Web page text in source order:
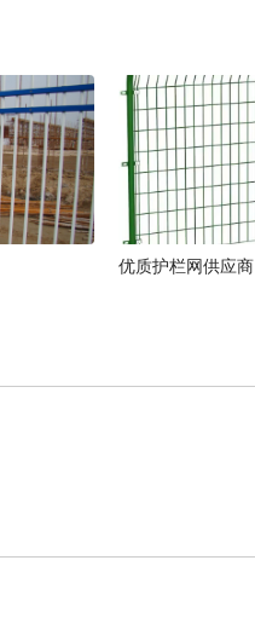
优质护栏网供应商